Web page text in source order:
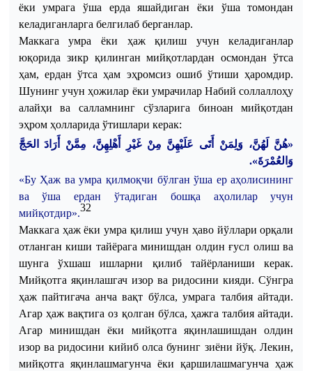
ёки умрага ўша ерда яшайдиган ёки ўша томондан
келадиганларга белгилаб берганлар.
Маккага умра ёки ҳаж қилиш учун келадиганлар
юқорида зикр қилинган мийқотлардан осмондан ўтса
ҳам, ердан ўтса ҳам эҳромсиз ошиб ўтиши ҳаромдир.
Шунинг учун ҳожилар ёки умрачилар Набий соллаллоҳу
алайҳи ва салламнинг сўзларига биноан мийқотдан
эҳром ҳолларида ўтишлари керак:
«هُنَّ لَهُنَّ، وَلِمَنْ أَتَى عَلَيْهِنَّ مِنْ غَيْرِ أَهْلِهِنَّ، مِمَّنْ أَرَادَ الحَجَّ
وَالعُمْرَةَ».
«Бу Ҳаж ва умра қилмоқчи бўлган ўша ер аҳолисининг
ва ўша ердан ўтадиган бошқа аҳолилар учун
мийқотдир».32
Маккага ҳаж ёки умра қилиш учун ҳаво йўллари орқали
отланган киши тайёрага минишдан олдин ғусл олиш ва
шунга
ўхшаш ишларни қилиб тайёрланиши керак.
Мийқотга яқинлашгач изор ва ридосини кияди.Сўнгра
ҳаж пайтигача анча вақт бўлса,умрага талбия айтади.
Агар ҳаж вақтига оз қолган бўлса, ҳажга талбия айтади.
Агар
минишдан ёки мийқотга яқинлашишдан
олдин
изор ва ридосини кийиб олса бунинг зиёни йўқ.Лекин,
мийқотга яқинлашмагунча ёки қаршилашмагунча
ҳаж